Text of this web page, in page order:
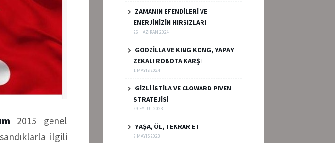
2015 genel
ilgili
ZAMANIN EFENDİLERİ VE
ENERJİNİZİN HIRSIZLARI
26 HAZIRAN 2024
GODZİLLA VE KING KONG, YAPAY
ZEKALI ROBOTA KARŞI
1 MAYIS 2024
GİZLİ İSTİLA VE CLOWARD PIVEN
STRATEJİSİ
29 EYLÜL 2023
YAŞA, ÖL, TEKRAR ET
9 MAYIS 2023